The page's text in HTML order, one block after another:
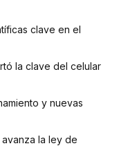
clave en el
la clave del celular
y nuevas
la ley de